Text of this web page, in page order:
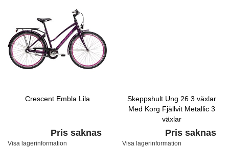
Crescent Embla Lila
Pris saknas
Visa lagerinformation
Skeppshult Ung 26 3 växlar
Med Korg Fjällvit Metallic 3
växlar
Pris saknas
Visa lagerinformation